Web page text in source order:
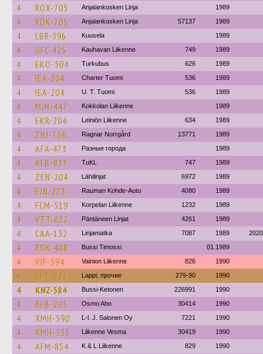
4 ROX-705 Anjalankosken Linja 1989
4 ROK-705 Anjalankosken Linja 57137 1989
4 LBR-396 Kuusela 1989
4 UFC-425 Kauhavan Liikenne 749 1989
4 EKO-504 Turkubus 626 1989
4 IEA-204 Charter Tuomi 536 1989
4 IEA-204 U. T. Tuomi 536 1989
4 MJN-447 Kokkolan Liikenne 1989
4 EKR-204 Leiniön Liikenne 634 1989
4 ZHJ-756 Ragnar Norrgård 13771 1989
4 AFA-473 Разные города 1989
4 AFB-835 TuKL 747 1989
4 ZEN-204 Lähilinjat 6972 1989
4 EJN-273 Rauman Kohde-Auto 4080 1989
4 FCM-519 Korpelan Liikenne 1232 1989
4 VTT-822 Päntäneen Linjat 4261 1989
4 CAA-132 Linjamatka 7087 1989 2020
4 ROK-408 Bussi Timossi 01.1989
4 VJF-594 Vainion Liikenne 826 1990
4 RPE-727 Lappi, прочие 279-90 1990
4 KNZ-584 Bussi-Ketonen 226991 1990
4 BFB-205 Osmo Aho 30414 1990
4 XMH-590 L-l. J. Salonen Oy 7221 1990
4 XMH-533 Liikenne Vesma 30419 1990
4 AFM-854 K & L Liikenne 829 1990